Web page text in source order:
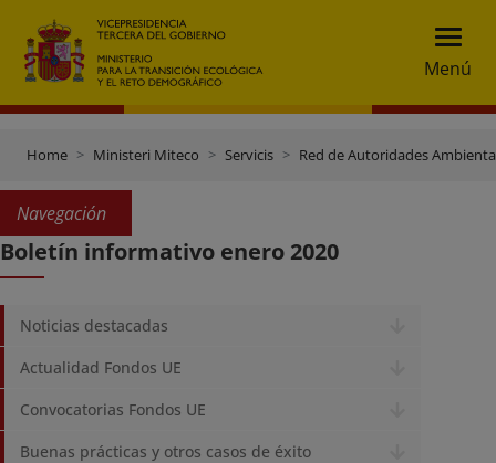
Menú
Home Ministeri Miteco Servicis Red de Autoridades
Navegación
Boletín informativo enero 2020
Noticias destacadas
Actualidad Fondos UE
Convocatorias Fondos UE
Buenas prácticas y otros casos de éxito